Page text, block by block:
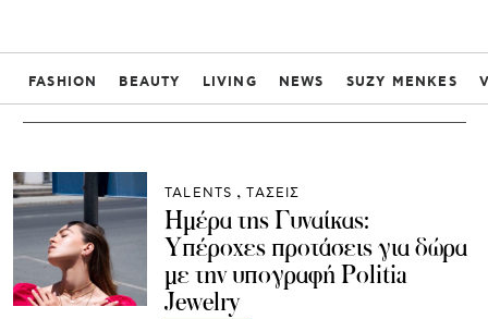
FASHION BEAUTY LIVING NEWS SUZY MENKES
TALENTS ΤΑΣΕΙΣ
Ημέρα της Γυναίκας:
Υπέροχες προτάσεις για δώρα
με την υπογραφή Politia
Jewelry